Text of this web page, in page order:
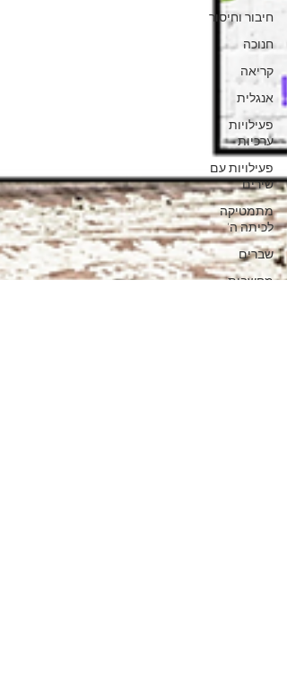
חיבור וחיסור
חנוכה
קריאה
אנגלית
פעילויות
ערכיות
פעילויות עם
שירים
מתמטיקה
לכיתה ה'
שברים
מחשבות